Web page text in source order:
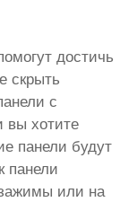
достичь
скрыть
с
вы хотите
панели будут
панели
или на